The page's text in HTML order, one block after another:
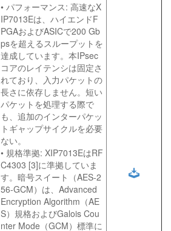
• パフォーマンス: 高速なX
IP7013Eは、ハイエンドF
PGAおよびASICで200 Gb
psを超えるスループットを
達成しています。本IPsec
コアのレイテンシは固定さ
れており、入力パケットの
長さに依存しません。短い
パケットを処理する際で
も、追加のインターパケッ
トギャップサイクルを必要
ない。
• 規格準拠: XIP7013EはRF
C4303 [3]に準拠していま
す。暗号スイート（AES-2
56-GCM）は、Advanced
Encryption Algorithm（AE
S）規格およびGalois Cou
nter Mode（GCM）標準に